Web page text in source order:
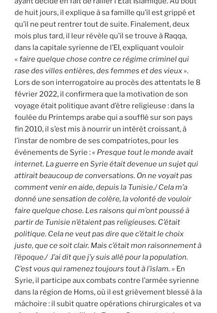
de huit jours, il explique à sa famille qu’il est grippé et
qu’il ne peut rentrer tout de suite. Finalement, deux
mois plus tard, il leur révèle qu’il se trouve à Raqqa,
dans la capitale syrienne de l’EI, expliquant vouloir
« faire quelque chose contre ce régime criminel qui
rase des villes entières, des femmes et des vieux ».
Lors de son interrogatoire au procès des attentats le 8
février 2022, il confirmera que la motivation de son
voyage était politique avant d’être religieuse : dans la
foulée du Printemps arabe qui a soufflé sur son pays
fin 2010, il s’est mis à nourrir un intérêt croissant, à
l’instar de nombre de ses compatriotes, pour les
événements de Syrie :« Presque tout le monde avait
internet. La guerre en Syrie était devenue un sujet qui
attirait beaucoup de conversations. On ne voyait pas
comment venir en aide, depuis la Tunisie./ Cela m’a
donné une sensation de colère, la volonté de vouloir
faire quelque chose. Les raisons qui m’ont poussé à
partir de Tunisie n’étaient pas religieuses. C’était
politique. Cela ne veut pas dire que c’était le choix
juste, que ce soit clair. Mais c’était mon raisonnement à
l’époque./ J’ai dit que j’y suis allé pour la population.
C’est vous qui ramenez toujours tout à l’islam. » En
Syrie, il participe aux combats contre l’armée syrienne
dans la région de Homs, où il est grièvement blessé à la
mâchoire : il subit quatre opérations chirurgicales et va